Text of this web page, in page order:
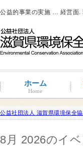
公益的事業の実施 … 経営面.
ホーム
Home
概要と沿革
組織図・役員紹介
情報公開
コンプライアンス
コンプライアンス支援
地域連携事業
環境負荷低減活動支援
環境経営の支援
事業サポート
水処理分科会
派遣事業
水質
大気
土壌汚染
産業廃棄物
騒音・振動・悪臭防止
省エネルギー
ISO14001
その他
滋賀県条例関係
有機物分解装置
自動手洗い乾燥装置
新クリラック処理
会員一覧
入会案内
会員の特典
公益社団法人 滋賀県環境保全
8月 2026のイベ